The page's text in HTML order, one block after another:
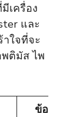
เครื่อง
และ
ใจที่จะ
ติมัส ไพ
ข้อ